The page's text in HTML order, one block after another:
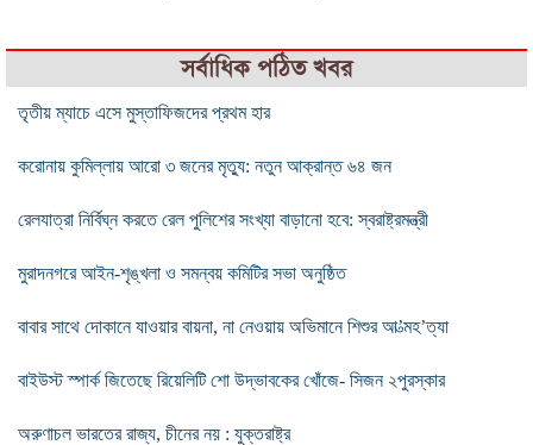
সর্বাধিক পঠিত খবর
তৃতীয় ম্যাচে এসে মুস্তাফিজদের প্রথম হার
করোনায় কুমিল্লায় আরো ৩ জনের মৃত্যু: নতুন আক্রান্ত ৬৪ জন
রেলযাত্রা নির্বিঘ্ন করতে রেল পুলিশের সংখ্যা বাড়ানো হবে: স্বরাষ্ট্রমন্ত্রী
মুরাদনগরে আইন-শৃঙ্খলা ও সমন্বয় কমিটির সভা অনুষ্ঠিত
বাবার সাথে দোকানে যাওয়ার বায়না, না নেওয়ায় অভিমানে শিশুর আ’ত্মহ’ত্যা
বাইউস্ট স্পার্ক জিতেছে রিয়েলিটি শো উদ্ভাবকের খোঁজে- সিজন ২পুরস্কার
অরুণাচল ভারতের রাজ্য, চীনের নয় : যুক্তরাষ্ট্র